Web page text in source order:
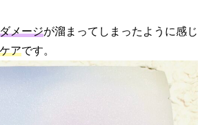
メージが溜まってしまったように感じ
アです。